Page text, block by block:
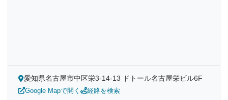
愛知県名古屋市中区栄3-14-13 ドトール名古屋栄ビル6F
Google Mapで開く 経路を検索